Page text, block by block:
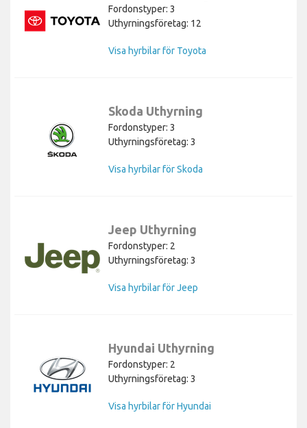
Fordonstyper: 3
Uthyrningsföretag: 12
Visa hyrbilar för Toyota
Skoda Uthyrning
Fordonstyper: 3
Uthyrningsföretag: 3
Visa hyrbilar för Skoda
Jeep Uthyrning
Fordonstyper: 2
Uthyrningsföretag: 3
Visa hyrbilar för Jeep
Hyundai Uthyrning
Fordonstyper: 2
Uthyrningsföretag: 3
Visa hyrbilar för Hyundai